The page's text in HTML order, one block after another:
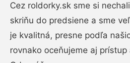
Cez roldorky.sk sme si
skriňu do predsiene a sme
je kvalitná, presne podľa
rovnako oceňujeme aj prístup